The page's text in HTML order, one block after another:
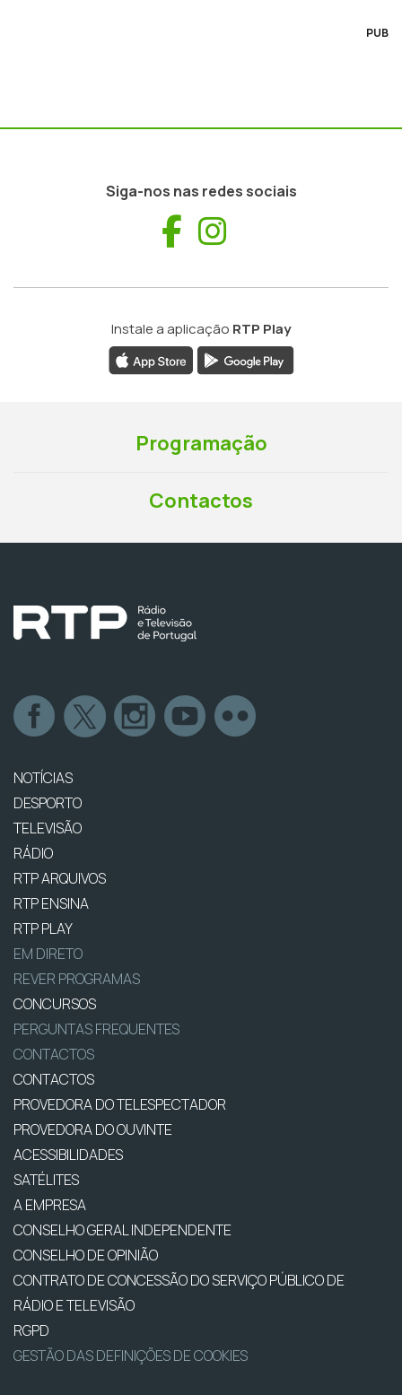
PUB
Siga-nos nas redes sociais
Facebook
Instale a aplicação RTP Play
Programação
Contactos
NOTÍCIAS
DESPORTO
TELEVISÃO
RÁDIO
RTP ARQUIVOS
RTP ENSINA
RTP PLAY
EM DIRETO
REVER PROGRAMAS
CONCURSOS
PERGUNTAS FREQUENTES
CONTACTOS
CONTACTOS
PROVEDORA DO TELESPECTADOR
PROVEDORA DO OUVINTE
ACESSIBILIDADES
SATÉLITES
A EMPRESA
CONSELHO GERAL INDEPENDENTE
CONSELHO DE OPINIÃO
CONTRATO DE CONCESSÃO DO SERVIÇO PÚBLICO DE
RÁDIO E TELEVISÃO
RGPD
GESTÃO DAS DEFINIÇÕES DE COOKIES